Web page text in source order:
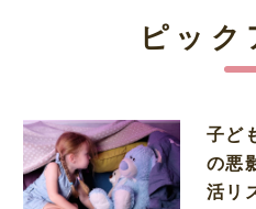
ピック
子ど
の悪
活リ